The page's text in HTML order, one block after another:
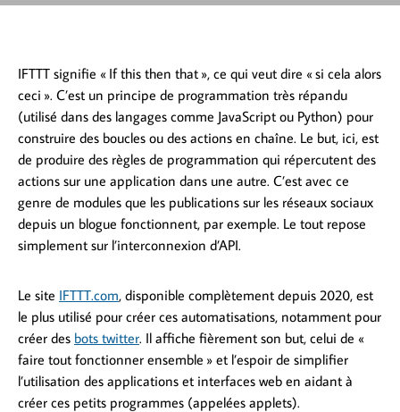
IFTTT signifie « If this then that », ce qui veut dire « si cela alors
ceci ». C’est un principe de programmation très répandu
(utilisé dans des langages comme JavaScript ou Python) pour
construire des boucles ou des actions en chaîne. Le but, ici, est
de produire des règles de programmation qui répercutent des
actions sur une application dans une autre. C’est avec ce
genre de modules que les publications sur les réseaux sociaux
depuis un blogue fonctionnent, par exemple. Le tout repose
simplement sur l’interconnexion d’API.
Le site IFTTT.com, disponible complètement depuis 2020, est
le plus utilisé pour créer ces automatisations, notamment pour
créer des bots twitter. Il affiche fièrement son but, celui de «
faire tout fonctionner ensemble » et l’espoir de simplifier
l’utilisation des applications et interfaces web en aidant à
créer ces petits programmes (appelées applets).